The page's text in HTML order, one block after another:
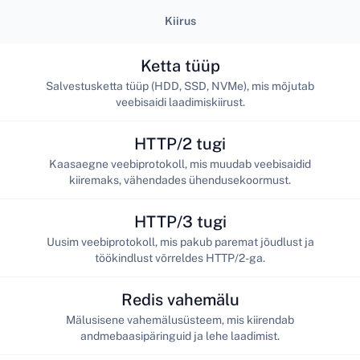
Kiirus
Ketta tüüp
Salvestusketta tüüp (HDD, SSD, NVMe), mis mõjutab
veebisaidi laadimiskiirust.
HTTP/2 tugi
Kaasaegne veebiprotokoll, mis muudab veebisaidid
kiiremaks, vähendades ühendusekoormust.
HTTP/3 tugi
Uusim veebiprotokoll, mis pakub paremat jõudlust ja
töökindlust võrreldes HTTP/2-ga.
Redis vahemälu
Mälusisene vahemälusüsteem, mis kiirendab
andmebaasipäringuid ja lehe laadimist.